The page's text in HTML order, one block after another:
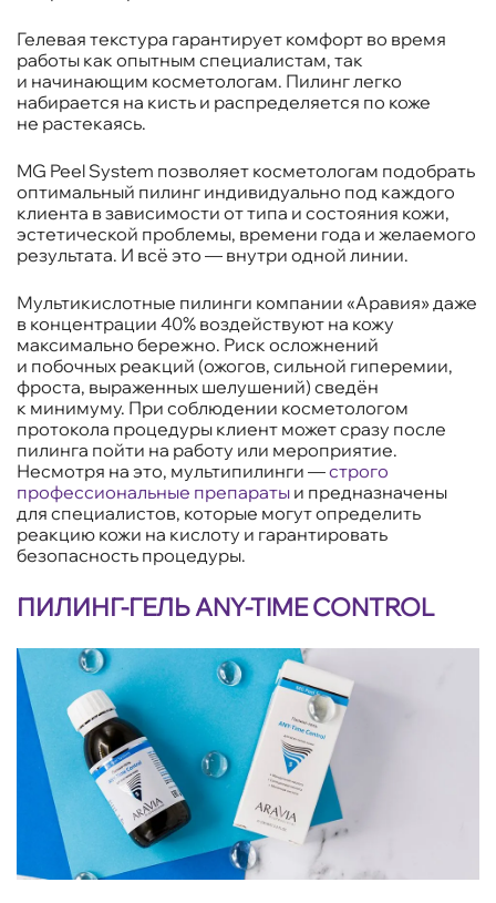
Гелевая текстура гарантирует комфорт во время
работы как опытным специалистам, так
и начинающим косметологам. Пилинг легко
набирается на кисть и распределяется по коже
не растекаясь.
MG Peel System позволяет косметологам подобрать
оптимальный пилинг индивидуально под каждого
клиента в зависимости от типа и состояния кожи,
эстетической проблемы, времени года и желаемого
результата. И всё это — внутри одной линии.
Мультикислотные пилинги компании «Аравия» даже
в концентрации 40% воздействуют на кожу
максимально бережно. Риск осложнений
и побочных реакций (ожогов, сильной гиперемии,
фроста, выраженных шелушений) сведён
к минимуму. При соблюдении косметологом
протокола процедуры клиент может сразу после
пилинга пойти на работу или мероприятие.
Несмотря на это, мультипилинги —строго
профессиональные препараты и предназначены
для специалистов, которые могут определить
реакцию кожи на кислоту и гарантировать
безопасность процедуры.
ПИЛИНГ-ГЕЛЬ ANY-TIME CONTROL